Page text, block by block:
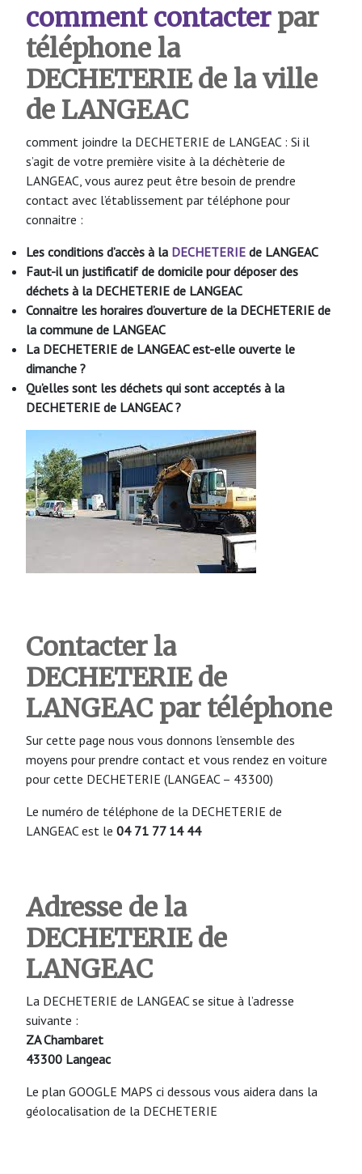
comment contacterpar
téléphone la
DECHETERIE de la ville
de LANGEAC
comment joindre la DECHETERIE de LANGEAC : Si il
s’agit de votre première visite à la déchèterie de
LANGEAC, vous aurez peut être besoin de prendre
contact avec l’établissement par téléphone pour
connaitre :
Les conditions d’accès à la DECHETERIE de LANGEAC
Faut-il un justificatif de domicile pour déposer des
déchets à la DECHETERIE de LANGEAC
Connaitre les horaires d’ouverture de la DECHETERIE de
la commune de LANGEAC
La DECHETERIE de LANGEAC est-elle ouverte le
dimanche ?
Qu’elles sont les déchets qui sont acceptés à la
DECHETERIE de LANGEAC ?
Contacter la
DECHETERIE de
LANGEAC par téléphone
Sur cette page nous vous donnons l’ensemble des
moyens pour prendre contact et vous rendez en voiture
pour cette DECHETERIE (LANGEAC – 43300)
Le numéro de téléphone de la DECHETERIE de
LANGEAC est le 04 71 77 14 44
Adresse de la
DECHETERIE de
LANGEAC
La DECHETERIE de LANGEAC se situe à l’adresse
suivante :
ZA Chambaret
43300 Langeac
Le plan GOOGLE MAPS ci dessous vous aidera dans la
géolocalisation de la DECHETERIE